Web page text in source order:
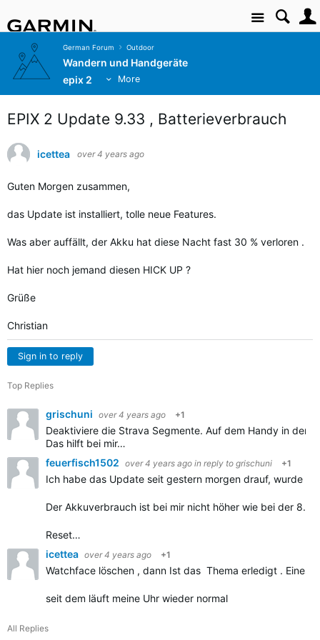
Site
German Forum Outdoor
Wandern und Handgeräte
epix 2
More
EPIX 2 Update 9.33 , Batterieverbrauch
icettea over 4 years ago
Guten Morgen zusammen,
das Update ist installiert, tolle neue Features.
Was aber auffällt, der Akku hat diese Nacht fast 30 % verloren .
Hat hier noch jemand diesen HICK UP ?
Grüße
Christian
Sign in to reply
Top Replies
grischuni over 4 years ago +1
Deaktiviere die Strava Segmente. Auf dem Handy in der
Das hilft bei mir…
feuerfisch1502 over 4 years ago in reply to grischuni +1
Ich habe das Update seit gestern morgen drauf, wurde
Der Akkuverbrauch ist bei mir nicht höher wie bei der
Reset…
icettea over 4 years ago +1
Watchface löschen , dann Ist das Thema erledigt . Eines
seit dem läuft meine Uhr wieder normal
All Replies